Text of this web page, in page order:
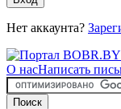
Нет аккаунта?
О насНаписать
Поиск